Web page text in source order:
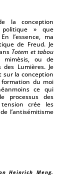
la conception
politique » que
l’essence, ma
de Freud. Je
Totem et tabou
mimèsis, ou de
Lumières. Je
sur la conception
du moi
ce qui
processus des
crée les
l’antisémitisme
Heinrich Meng.